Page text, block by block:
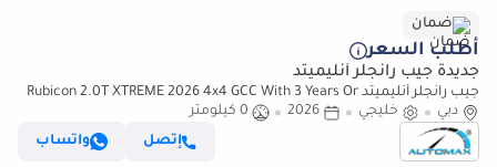
ضمان
أطلب السعر
جديدة جيب رانجلر أنليميتد
جيب رانجلر أنليميتد Rubicon 2.0T XTREME 2026 4x4 GCC With 3 Years Or
60,000Km @ Official Dealer
دبي خليجي 2026
0 كيلومتر
إتصل
واتساب